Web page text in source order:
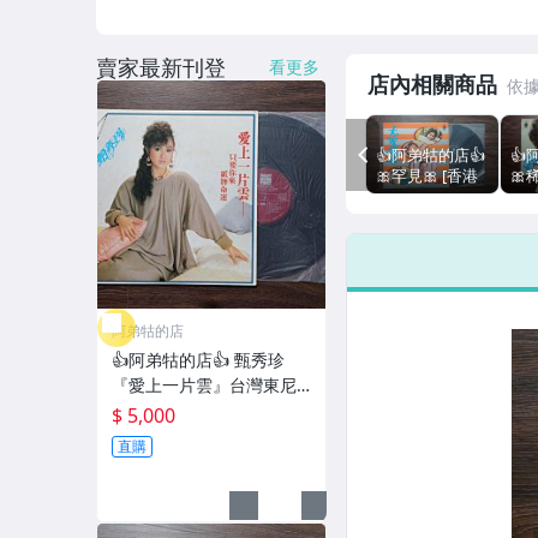
店內相關商品
👍阿弟牯的店👍
🎀罕見🎀 [香港
版]『大家來唱 /
基奧唱片首版發
劉家昌
👍
🎀
版]
/
PREV
賣家最新刊登 看更多
阿弟牯的店
👍阿弟牯的店👍 甄秀珍
『愛上一片雲』台灣東尼
機構首版黑膠 附歌詞 愛上
一片雲 就在今夜揮別
$ 5,000
直購